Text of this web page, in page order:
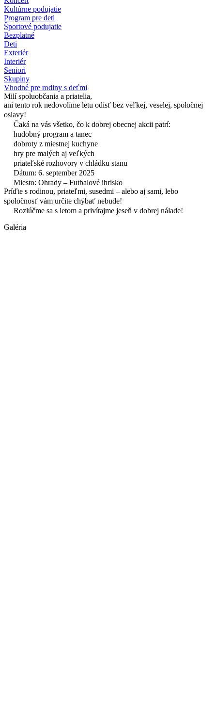
Kultúrne podujatie
Program pre deti
Športové podujatie
Bezplatné
Deti
Exteriér
Interiér
Seniori
Skupiny
Vhodné pre rodiny s deťmi
Milí spoluobčania a priatelia,
ani tento rok nedovolíme letu odísť bez veľkej, veselej, spoločnej
oslavy!
Čaká na vás všetko, čo k dobrej obecnej akcii patrí:
hudobný program a tanec
dobroty z miestnej kuchyne
hry pre malých aj veľkých
priateľské rozhovory v chládku stanu
Dátum: 6. september 2025
Miesto: Ohrady – Futbalové ihrisko
Príďte s rodinou, priateľmi, susedmi – alebo aj sami, lebo
spoločnosť vám určite chýbať nebude!
Rozlúčme sa s letom a privítajme jeseň v dobrej nálade!
Galéria